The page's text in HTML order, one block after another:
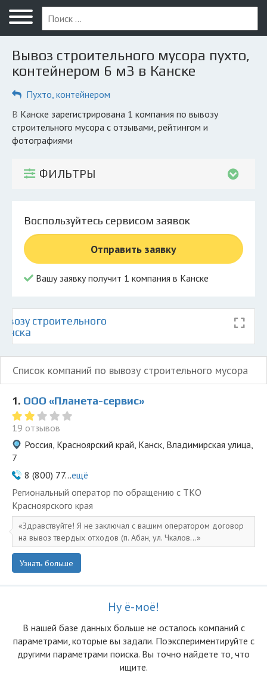
Меню
Главная
Вопрос юристу
Компании
КОМПАНИЯМ
© 2026 Все права защищены
Вывоз строительного мусора пухто,
контейнером 6 м3 в Канске
Пухто, контейнером
в Канске зарегистрирована 1 компания по вывозу
строительного мусора с отзывами, рейтингом и
фотографиями
ФИЛЬТРЫ
Воспользуйтесь сервисом заявок
Отправить заявку
Вашу заявку получит 1 компания в Канске
строительного
Список компаний по вывозу строительного мусора
1. ООО «Планета-сервис»
19 отзывов
Россия, Красноярский край, Канск, Владимирская улица,
7
8 (800) 77...ещё
Региональный оператор по обращению с ТКО
Красноярского края
Здравствуйте! Я не заключал с вашим оператором договор
на вывоз твердых отходов (п. Абан, ул. Чкалов...
Узнать больше
Ну ё-моё!
В нашей базе данных больше не осталоcь компаний с
параметрами, которые вы задали. Поэкспериментируйте с
другими параметрами поиска. Вы точно найдете то, что
ищите.